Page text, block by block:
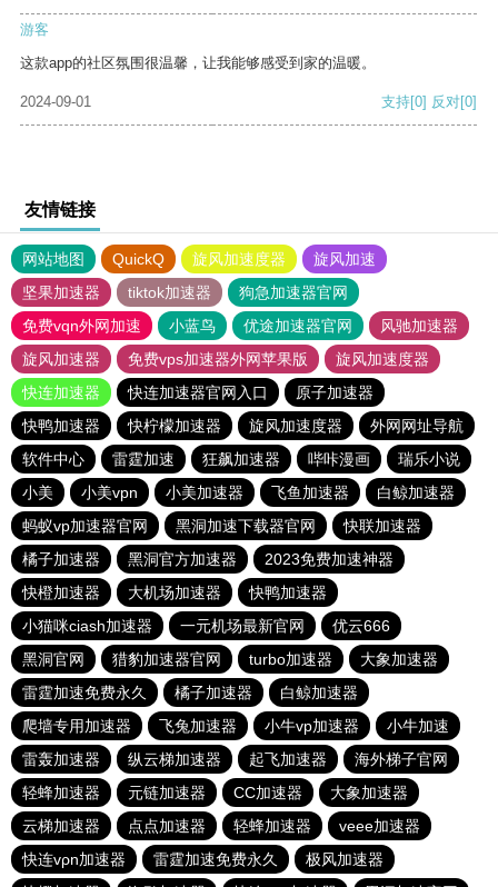
游客
这款app的社区氛围很温馨，让我能够感受到家的温暖。
2024-09-01 支持[0] 反对[0]
友情链接
网站地图 QuickQ 旋风加速度器
旋风加速
坚果加速器
tiktok加速器
狗急加速器官网
免费vqn外网加速
小蓝鸟 优途加速器官网
风驰加速器
旋风加速器
免费vps加速器外网苹果版
旋风加速度器
快连加速器
快连加速器官网入口
原子加速器
快鸭加速器
快柠檬加速器 旋风加速度器
外网网址导航
软件中心
雷霆加速 狂飙加速器 哔咔漫画
瑞乐小说
小美
小美vpn 小美加速器 飞鱼加速器
白鲸加速器
蚂蚁vp加速器官网
黑洞加速下载器官网
快联加速器
橘子加速器
黑洞官方加速器
2023免费加速神器
快橙加速器
大机场加速器
快鸭加速器
小猫咪ciash加速器
一元机场最新官网
优云666
黑洞官网
猎豹加速器官网 turbo加速器
大象加速器
雷霆加速免费永久
橘子加速器
白鲸加速器
爬墙专用加速器
飞兔加速器 小牛vp加速器
小牛加速
雷轰加速器
纵云梯加速器 起飞加速器
海外梯子官网
轻蜂加速器
元链加速器 CC加速器
大象加速器
云梯加速器
点点加速器 轻蜂加速器
veee加速器
快连vρn加速器
雷霆加速免费永久
极风加速器